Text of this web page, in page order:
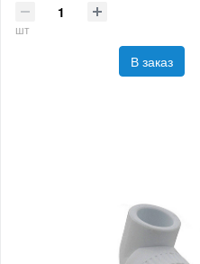
шт
В заказ